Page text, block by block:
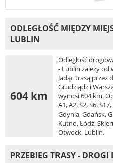
ODLEGŁOŚĆ MIĘDZY
LUBLIN
604 km
Odległość
- Lublin zależy od
Jadąc trasą przez
Grudziądz i
wynosi 604 km.
A1, A2, S2, S6,
Gdynia, Gdańsk,
Kutno, Łódź,
Otwock, Lublin.
PRZEBIEG TRASY - DROGI